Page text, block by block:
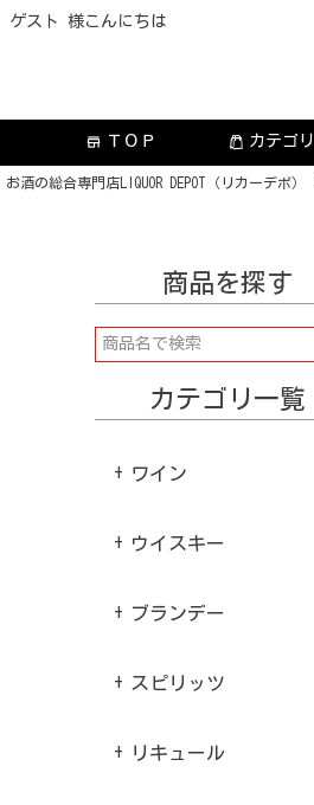
ゲスト 様こんにちは
store ＴＯＰ カテゴリ
お酒の総合専門店LIQUOR DEPOT（リカーデポ）
商品を探す
カテゴリ一覧
ワイン
ウイスキー
ブランデー
スピリッツ
リキュール